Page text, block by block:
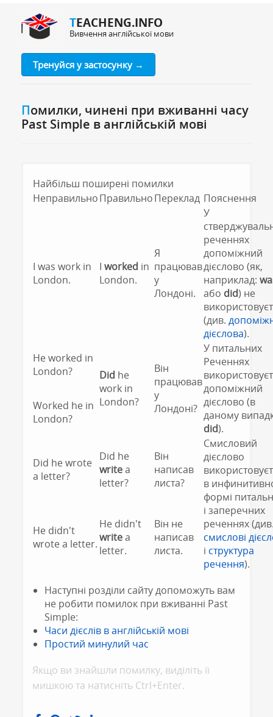
TEACHENG.INFO
Вивчення англійської мови
Тренуйся у застосунку →
Помилки, чинені при вживанні часу
Past Simple в англійській мові
Найбільш поширені помилки
НеправильноПравильноПереклад Пояснення
I was work in
London.
I worked in
London.
Я
працював
у
Лондоні.
У
реченнях
допоміжний
дієслово (як,
наприклад:
або did) не
(див.
дієслова).
He worked in
London?
Did he
work in
London?
Він
працював
у
Лондоні?
У питальних
Реченнях
допоміжний
дієслово (в
даному
did).
Worked he in
London?
Did he wrote
a letter?
Did he
writea
letter?
Він
написав
листа?
Смисловий
дієслово
в
формі
і заперечних
реченнях
смислові
і структура
речення).
He didn't
wrote a letter.
He didn't
writea
letter.
Він не
написав
листа.
Наступні розділи сайту допоможуть вам
не робити помилок при вживанні Past
Simple:
Часи дієслів в англійській мові
Простий минулий час
Якщо ви знайшли помилку, видiлiть її
мишкою та натисніть Ctrl+Enter.